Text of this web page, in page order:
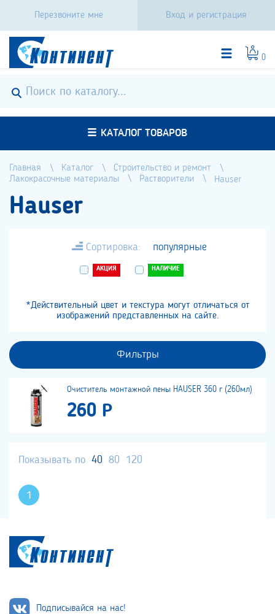
Перезвоните мне Вход и регистрация
0
КАТАЛОГ ТОВАРОВ
Главная Каталог
Строительство и ремонт
Лакокрасочные материалы
Растворители Hauser
Hauser
Сортировка: популярные
АКЦИЯ НАЛИЧИЕ
*Действительный цвет и текстура могут отличаться от
изображений представленных на сайте.
Фильтры
Очиститель монтажной пены HAUSER 360 г (260мл)
260 Р
Показывать по 40 80 120
1
Подписывайся на нас!